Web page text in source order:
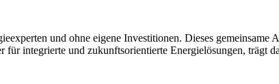
und ohne eigene Investitionen. Dieses gemeinsame
integrierte und zukunftsorientierte Energielösungen, trägt